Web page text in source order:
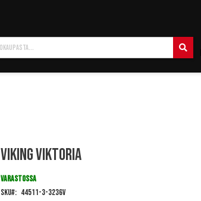
Viking Viktoria
VARASTOSSA
SKU
44511-3-3236V